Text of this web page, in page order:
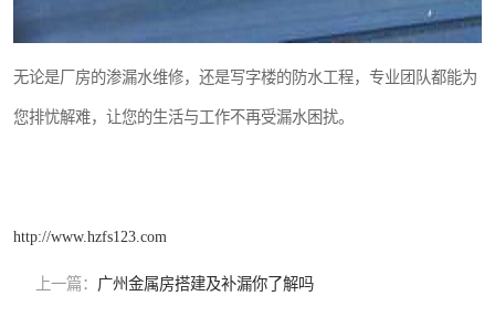
无论是厂房的渗漏水维修，还是写字楼的防水工程，专业团队都能为
您排忧解难，让您的生活与工作不再受漏水困扰。
http://www.hzfs123.com
上一篇： 广州金属房搭建及补漏你了解吗